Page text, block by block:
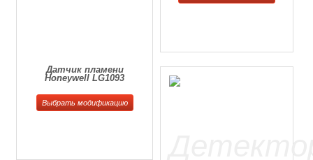
Датчик пламени
Honeywell LG1093
Выбрать модификацию